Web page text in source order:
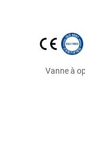
Vanne à